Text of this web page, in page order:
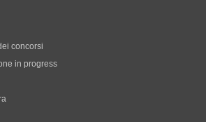
concorsi
in progress